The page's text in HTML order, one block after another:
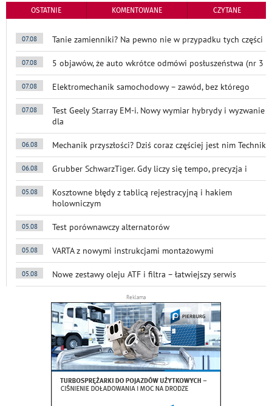
OSTATNIE KOMENTOWANE CZYTANE
07.08 Tanie zamienniki? Na pewno nie w przypadku tych części
07.08 5 objawów, że auto wkrótce odmówi posłuszeństwa (nr 3
07.08 Elektromechanik samochodowy – zawód, bez którego
07.08
Test Geely Starray EM-i. Nowy wymiar hybrydy i wyzwanie
dla
06.08 Mechanik przyszłości? Dziś coraz częściej jest nim Technik
06.08 Grubber SchwarzTiger. Gdy liczy się tempo, precyzja i
05.08
Kosztowne błędy z tablicą rejestracyjną i hakiem
holowniczym
05.08 Test porównawczy alternatorów
05.08 VARTA z nowymi instrukcjami montażowymi
05.08 Nowe zestawy oleju ATF i filtra – łatwiejszy serwis
Reklama